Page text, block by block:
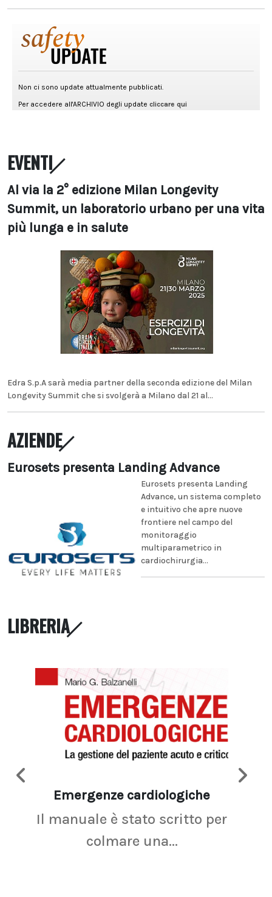
EVENTI
Al via la 2° edizione Milan Longevity
Summit, un laboratorio urbano per una vita
più lunga e in salute
Edra S.p.A sarà media partner della seconda edizione del Milan
Longevity Summit che si svolgerà a Milano dal 21 al...
AZIENDE
Eurosets presenta Landing Advance
Eurosets presenta Landing
Advance, un sistema completo
e intuitivo che apre nuove
frontiere nel campo del
monitoraggio
multiparametrico in
cardiochirurgia...
LIBRERIA
Emergenze cardiologiche
Il manuale è stato scritto per
colmare una...